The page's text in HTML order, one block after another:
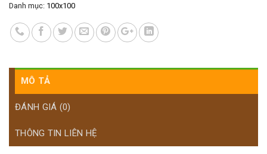
Danh mục: 100x100
MÔ TẢ
ĐÁNH GIÁ (0)
THÔNG TIN LIÊN HỆ